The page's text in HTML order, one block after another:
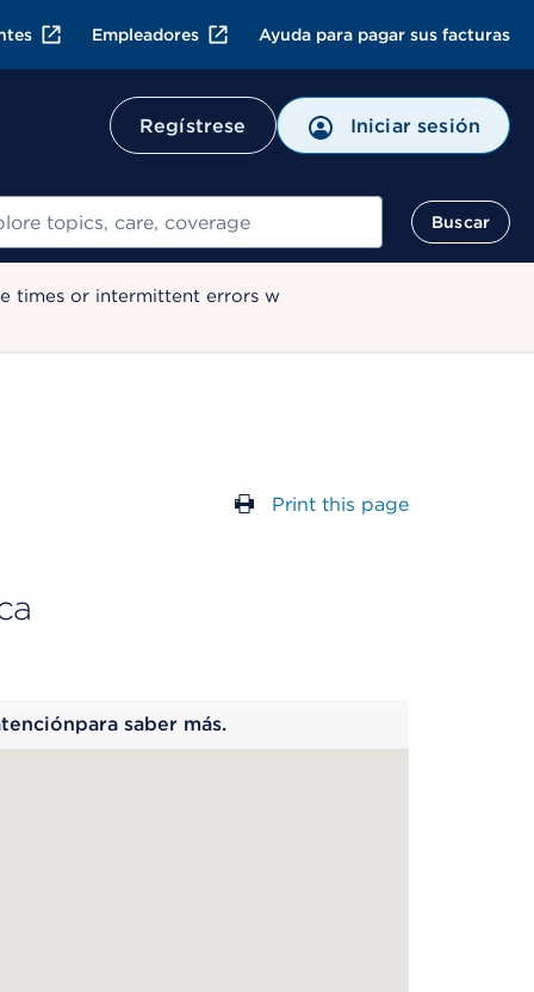
Empleadores Ayuda para pagar sus facturas
Regístrese Iniciar sesión
Buscar
times or intermittent errors w
Print this page
saber más.